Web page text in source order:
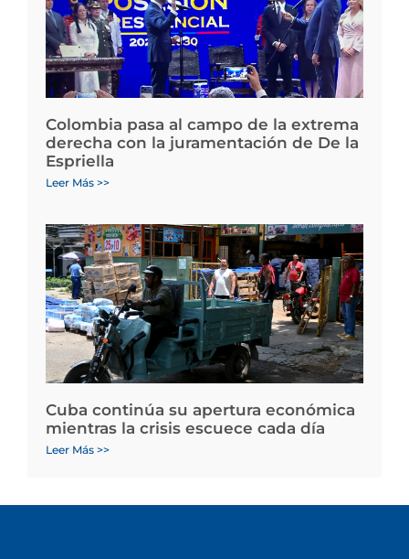
Colombia pasa al campo de la extrema
derecha con la juramentación de De la
Espriella
Leer Más >>
Cuba continúa su apertura económica
mientras la crisis escuece cada día
Leer Más >>